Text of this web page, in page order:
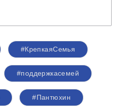
#КрепкаяСемья
#поддержкасемей
#Пантюхин